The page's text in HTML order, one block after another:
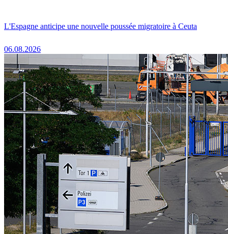
L'Espagne anticipe une nouvelle poussée migratoire à Ceuta
06.08.2026